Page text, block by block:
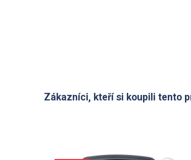
Zákazníci, kteří si koupili tento